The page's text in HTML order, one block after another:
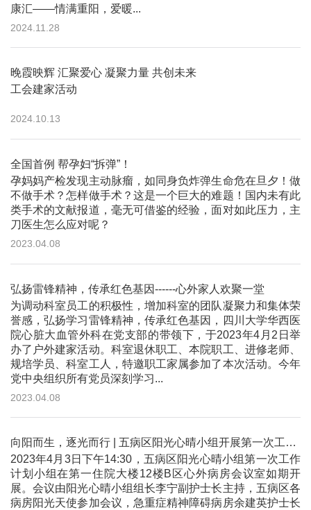
康汇——情满重阳，爱暖...
2024.11.28
晚霞映辉 汇聚爱心 凝聚力量 共创未来
工会建家活动
2024.10.13
全国首例 帮孕妇“拆弹”！
孕妈妈产检发现主动脉瘤，如同身负炸弹生命危在旦夕！做
不做手术？怎样做手术？这是一个巨大的难题！国内未有此
类手术的文献报道，毫无可借鉴的经验，面对如此压力，主
刀医生怎么应对呢？
2023.04.08
弘扬雷锋精神，传承红色基因------心外家人欢聚一堂
为调动科室员工的积极性，增加科室的团队凝聚力和集体荣
誉感，弘扬学习雷锋精神，传承红色基因，四川大学华西医
院心脏大血管外科在党支部的带领下，于2023年4月2日举
办了户外建家活动。科室退休职工、本院职工、进修老师、
规培学员、科室工人，特邀职工家属参加了本次活动。今年
党中央组织所有党员深刻学习...
2023.04.08
向阳而生，逐光而行 | 五病区阳光心晴小组开展第一次工作计划小组
2023年4月3日下午14:30，五病区阳光心晴小组第一次工作
计划小组在第一住院大楼12楼B区心外病房会议室如期开
展。会议由阳光心晴小组组长李宁副护士长主持，五病区各
病房阳光天使参加会议，急重症精神障碍病房余建英护士长